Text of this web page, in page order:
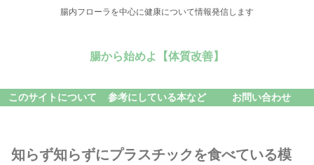
腸内フローラを中心に健康について情報発信します
腸から始めよ【体質改善】
このサイトについて 参考にしている本など お問い合わせ
知らず知らずにプラスチックを食べている模